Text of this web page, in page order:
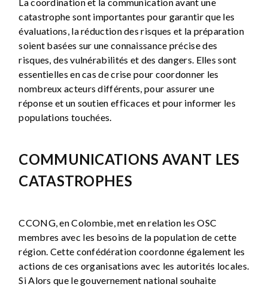
catastrophe sont importantes pour garantir que les
évaluations, la réduction des risques et la préparation
soient basées sur une connaissance précise des
risques, des vulnérabilités et des dangers. Elles sont
essentielles en cas de crise pour coordonner les
nombreux acteurs différents, pour assurer une
réponse et un soutien efficaces et pour informer les
populations touchées.
COMMUNICATIONS AVANT LES
CATASTROPHES
CCONG, en Colombie, met en relation les OSC
membres avec les besoins de la population de cette
région. Cette confédération coordonne également les
actions de ces organisations avec les autorités locales.
Si Alors que le gouvernement national souhaite